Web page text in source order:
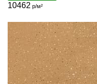
10462 р/м²